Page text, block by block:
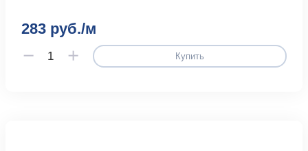
283 руб./м
Купить